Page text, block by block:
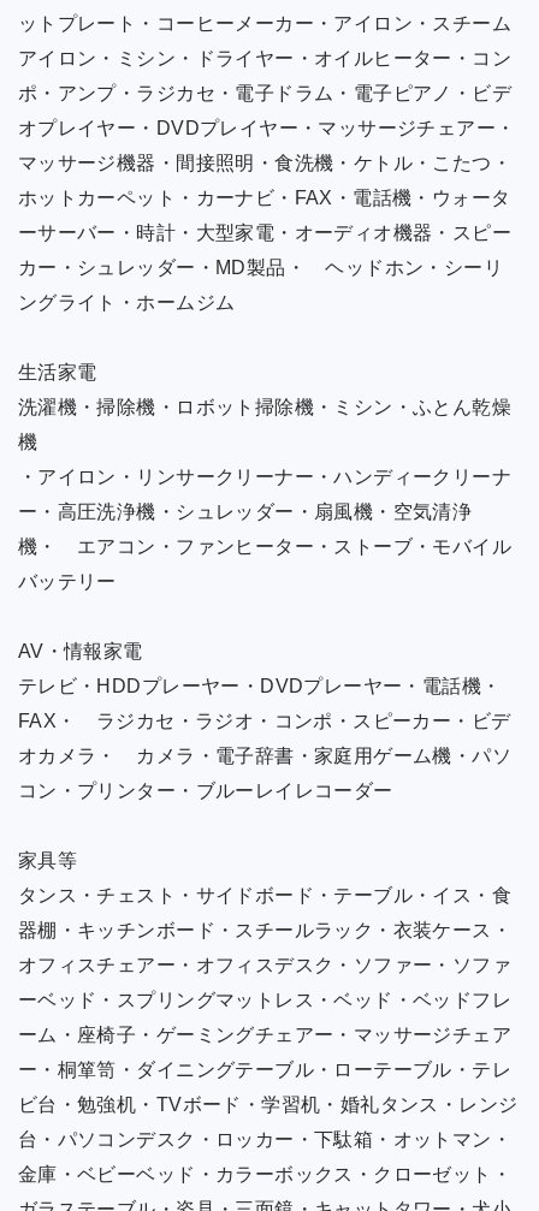
ットプレート・コーヒーメーカー・アイロン・スチーム
アイロン・ミシン・ドライヤー・オイルヒーター・コン
ポ・アンプ・ラジカセ・電子ドラム・電子ピアノ・ビデ
オプレイヤー・DVDプレイヤー・マッサージチェアー・
マッサージ機器・間接照明・食洗機・ケトル・こたつ・
ホットカーペット・カーナビ・FAX・電話機・ウォータ
ーサーバー・時計・大型家電・オーディオ機器・スピー
カー・シュレッダー・MD製品・ ヘッドホン・シーリ
ングライト・ホームジム
生活家電
洗濯機・掃除機・ロボット掃除機・ミシン・ふとん乾燥
機
・アイロン・リンサークリーナー・ハンディークリーナ
ー・高圧洗浄機・シュレッダー・扇風機・空気清浄
機・ エアコン・ファンヒーター・ストーブ・モバイル
バッテリー
AV・情報家電
テレビ・HDDプレーヤー・DVDプレーヤー・電話機・
FAX・ ラジカセ・ラジオ・コンポ・スピーカー・ビデ
オカメラ・ カメラ・電子辞書・家庭用ゲーム機・パソ
コン・プリンター・ブルーレイレコーダー
家具等
タンス・チェスト・サイドボード・テーブル・イス・食
器棚・キッチンボード・スチールラック・衣装ケース・
オフィスチェアー・オフィスデスク・ソファー・ソファ
ーベッド・スプリングマットレス・ベッド・ベッドフレ
ーム・座椅子・ゲーミングチェアー・マッサージチェア
ー・桐箪笥・ダイニングテーブル・ローテーブル・テレ
ビ台・勉強机・TVボード・学習机・婚礼タンス・レンジ
台・パソコンデスク・ロッカー・下駄箱・オットマン・
金庫・ベビーベッド・カラーボックス・クローゼット・